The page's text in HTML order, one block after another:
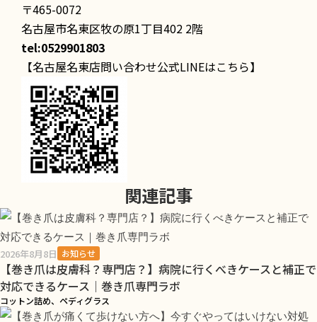
〒465-0072
名古屋市名東区牧の原1丁目402 2階
tel:0529901803
【名古屋名東店問い合わせ公式LINEはこちら】
関連記事
2026年8月8日 お知らせ
【巻き爪は皮膚科？専門店？】病院に行くべきケースと補正で
対応できるケース｜巻き爪専門ラボ
コットン詰め、ペディグラス